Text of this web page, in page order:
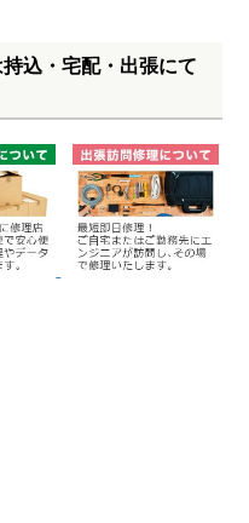
込・宅配・出張にて